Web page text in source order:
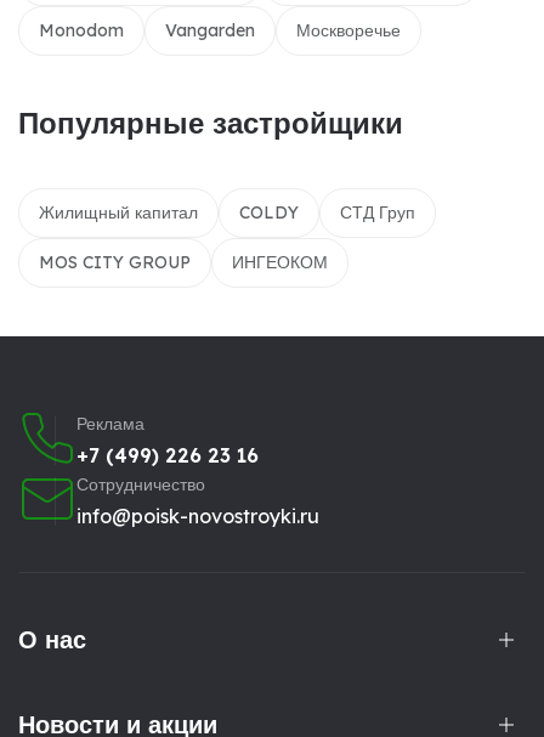
Monodom Vangarden Москворечье
Популярные застройщики
Жилищный капитал COLDY СТД Груп
MOS CITY GROUP ИНГЕОКОМ
Реклама
+7 (499) 226 23 16
Сотрудничество
info@poisk-novostroyki.ru
О нас
Новости и акции